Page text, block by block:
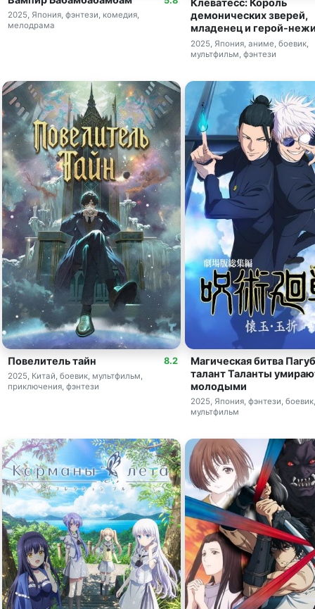
2025, Япония, фэнтези, комедия,
мелодрама
Клеватесс: Король
демонических зверей,
младенец и герой-
2025, Япония, аниме, боевик,
мультфильм, фэнтези
8.2
Повелитель тайн
2025, Китай, боевик, мультфильм,
приключения, фэнтези
Магическая битва
талант Таланты
молодыми
2025, Япония, фэнтези, боевик,
мультфильм